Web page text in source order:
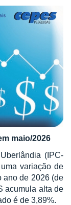
maio/2026
(IPC-
variação de
ano de 2026 (de
acumula alta de
é de 3,89%.